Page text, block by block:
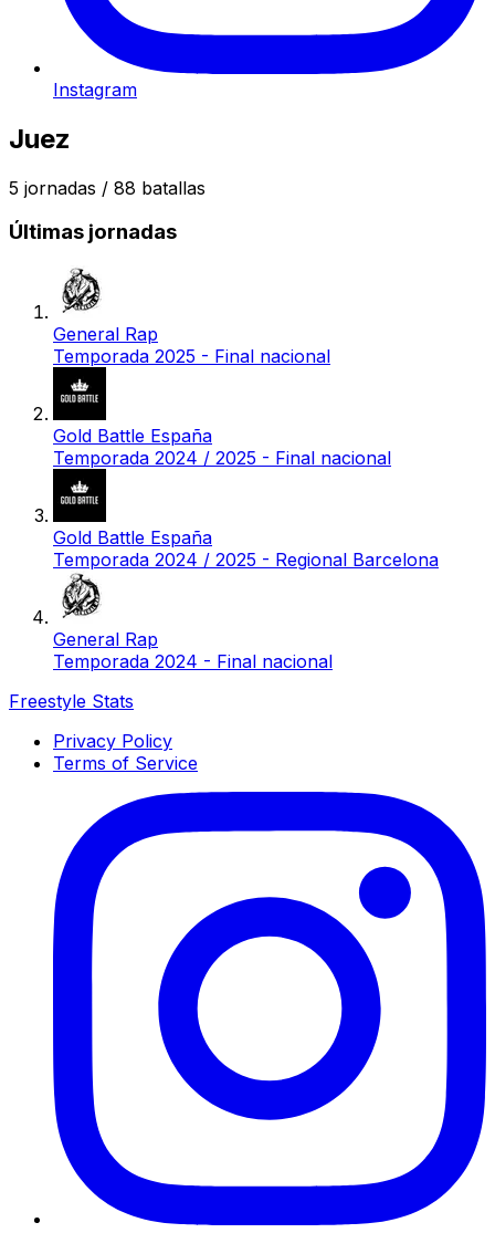
Instagram
Juez
5 jornadas / 88 batallas
Últimas jornadas
General Rap
Temporada 2025 - Final nacional
Gold Battle España
Temporada 2024 / 2025 - Final nacional
Gold Battle España
Temporada 2024 / 2025 - Regional Barcelona
General Rap
Temporada 2024 - Final nacional
Freestyle Stats
Privacy Policy
Terms of Service